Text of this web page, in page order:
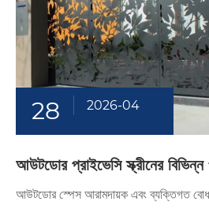
28 2026-04
আউটডোর প্রাইভেসি স্ক্রীনের
আউটডোর স্পেস আরামদায়ক এবং ব্যক্তিগত বোধ